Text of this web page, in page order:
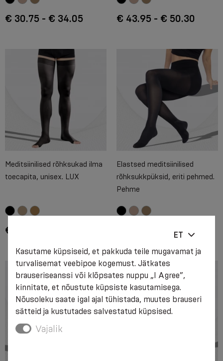
€ 30.75 - € 34.05 € 43.95 - € 50.30
Meditsiinilised rõhksukad ilma
toecapita, unisex. LUX
€ 39.55 - € 47.60
Elastsed meditsiinilised
rõhksukkpüksid, eriti pehmed.
Pehme
€ 56.45 - € 62.25
ET
Kasutame küpsiseid, et pakkuda teile mugavamat ja
turvalisemat veebipoe kogemust. Jätkates
brauseriseanssi või klõpsates nuppu „I Agree”,
kinnitate, et nõustute küpsiste kasutamisega.
Nõusoleku saate igal ajal tühistada, muutes brauseri
sätteid ja kustutades salvestatud küpsised.
Vajalik